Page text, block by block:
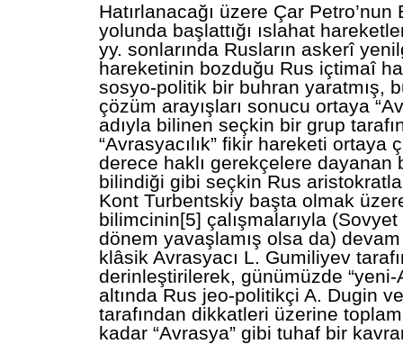
Hatırlanacağı üzere Çar Petro’nun
yolunda başlattığı ıslahat
yy. sonlarında Rusların askerî
hareketinin bozduğu Rus içtimaî
sosyo-politik bir buhran yaratmış,
çözüm arayışları sonucu ortaya
adıyla bilinen seçkin bir grup
“Avrasyacılık” fikir hareketi ortaya
derece haklı gerekçelere dayanan
bilindiği gibi seçkin Rus
Kont Turbentskiy başta olmak
bilimcinin[5] çalışmalarıyla
dönem yavaşlamış olsa da)
klâsik Avrasyacı L. Gumiliyev
derinleştirilerek, günümüzde “yeni-
altında Rus jeo-politikçi A. Dugin
tarafından dikkatleri üzerine
kadar “Avrasya” gibi tuhaf bir